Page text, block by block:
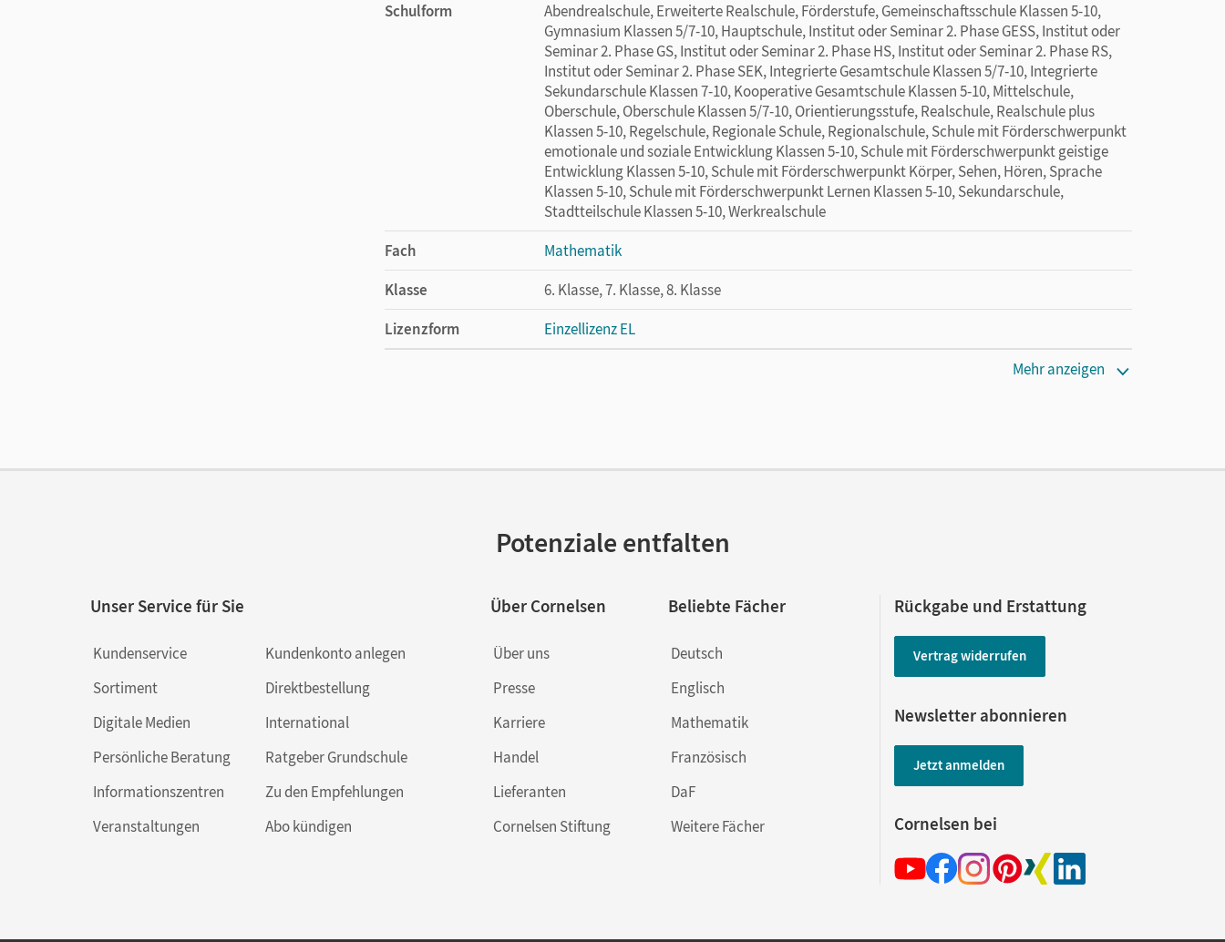
Schulform
Abendrealschule, Erweiterte Realschule, Förderstufe, Gemeinschaftsschule Klassen 5-10,
Gymnasium Klassen 5/7-10, Hauptschule, Institut oder Seminar 2. Phase GESS, Institut oder
Seminar 2. Phase GS, Institut oder Seminar 2. Phase HS, Institut oder Seminar 2. Phase RS,
Institut oder Seminar 2. Phase SEK, Integrierte Gesamtschule Klassen 5/7-10, Integrierte
Sekundarschule Klassen 7-10, Kooperative Gesamtschule Klassen 5-10, Mittelschule,
Oberschule, Oberschule Klassen 5/7-10, Orientierungsstufe, Realschule, Realschule plus
Klassen 5-10, Regelschule, Regionale Schule, Regionalschule, Schule mit Förderschwerpunkt
emotionale und soziale Entwicklung Klassen 5-10, Schule mit Förderschwerpunkt geistige
Entwicklung Klassen 5-10, Schule mit Förderschwerpunkt Körper, Sehen, Hören, Sprache
Klassen 5-10, Schule mit Förderschwerpunkt Lernen Klassen 5-10, Sekundarschule,
Stadtteilschule Klassen 5-10, Werkrealschule
Fach
Mathematik
Klasse
6. Klasse, 7. Klasse, 8. Klasse
Lizenzform
Einzellizenz EL
Mehr anzeigen
Potenziale entfalten
Unser Service für Sie
Kundenservice
Sortiment
Digitale Medien
Persönliche Beratung
Informationszentren
Veranstaltungen
Kundenkonto anlegen
Direktbestellung
International
Ratgeber Grundschule
Zu den Empfehlungen
Abo kündigen
Über Cornelsen
Über uns
Presse
Karriere
Handel
Lieferanten
Cornelsen Stiftung
Beliebte Fächer
Deutsch
Englisch
Mathematik
Französisch
DaF
Weitere Fächer
Rückgabe und Erstattung
Vertrag widerrufen
Newsletter abonnieren
Jetzt anmelden
Cornelsen bei